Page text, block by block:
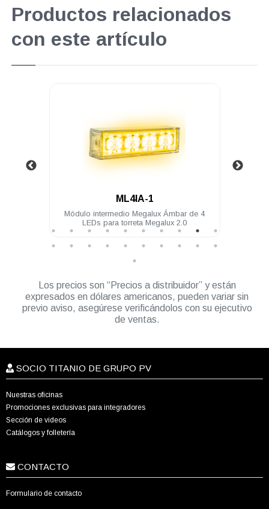
Productos relacionados
con este artículo
ML4IA-1
Módulo intermedio Megalux Ámbar de 4
LEDs para torreta Megalux 2.0
Los precios son “Precios a distribuidor” y están
expresados en dólares americanos, pueden variar sin
previo aviso, asegúrese verificándolos con su ejecutivo
de ventas.
SOCIO TITANIO DE GRUPO PV
Nuestras oficinas
Promociones exclusivas para integradores
Sección de videos
Catálogos y folletería
CONTACTO
Formulario de contacto